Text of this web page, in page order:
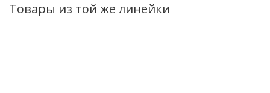
Товары из той же линейки